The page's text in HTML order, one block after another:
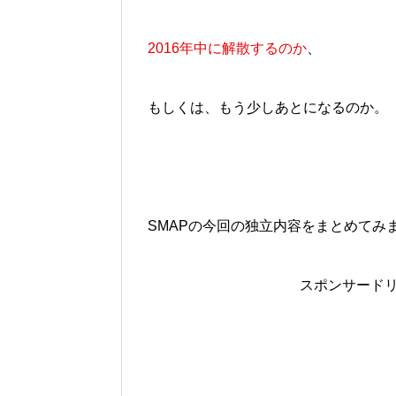
2016年中に解散するのか
もしくは、もう少しあとになるのか。
SMAPの今回の独立内容をまとめてみ
スポンサード